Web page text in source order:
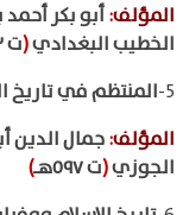
المؤلف:أبو بكر
الخطيب البغدادي(ت ٤٦٣هـ
5- المنتظم في تاريخ
المؤلف:جمال الدين
الجوزي(ت ٥٩٧هـ
)